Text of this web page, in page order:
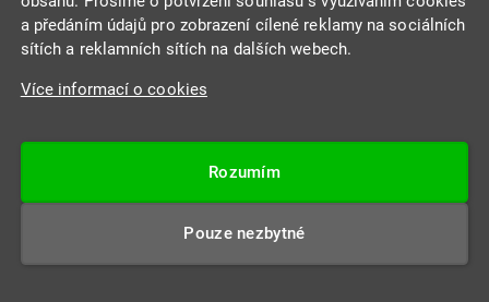
INTEGRA CENTRUM s.r.o.
Jabloňová 662/7
Datová schránka: 4beca6d
a předáním údajů pro zobrazení cílené reklamy na sociálních
sítích a reklamních sítích na dalších webech.
Více informací o cookies
Rozumím
Pouze nezbytné